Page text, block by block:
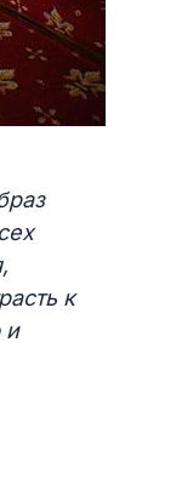
к
и